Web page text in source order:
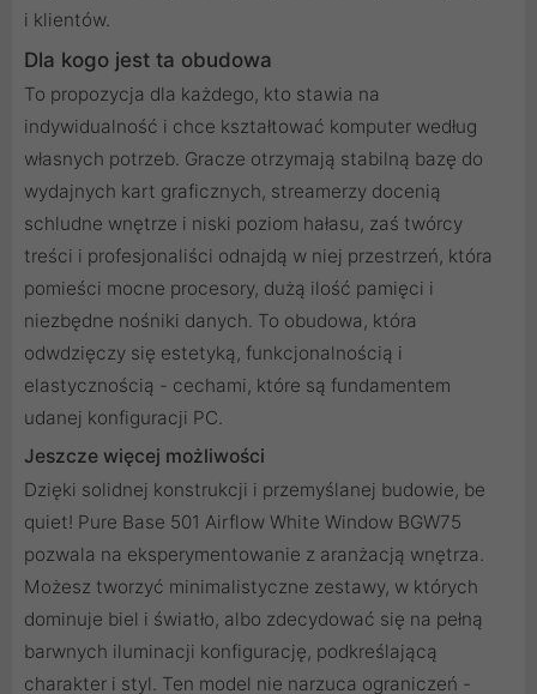
i klientów.
Dla kogo jest ta obudowa
To propozycja dla każdego, kto stawia na
indywidualność i chce kształtować komputer według
własnych potrzeb. Gracze otrzymają stabilną bazę do
wydajnych kart graficznych, streamerzy docenią
schludne wnętrze i niski poziom hałasu, zaś twórcy
treści i profesjonaliści odnajdą w niej przestrzeń, która
pomieści mocne procesory, dużą ilość pamięci i
niezbędne nośniki danych. To obudowa, która
odwdzięczy się estetyką, funkcjonalnością i
elastycznością - cechami, które są fundamentem
udanej konfiguracji PC.
Jeszcze więcej możliwości
Dzięki solidnej konstrukcji i przemyślanej budowie, be
quiet! Pure Base 501 Airflow White Window BGW75
pozwala na eksperymentowanie z aranżacją wnętrza.
Możesz tworzyć minimalistyczne zestawy, w których
dominuje biel i światło, albo zdecydować się na pełną
barwnych iluminacji konfigurację, podkreślającą
charakter i styl. Ten model nie narzuca ograniczeń -